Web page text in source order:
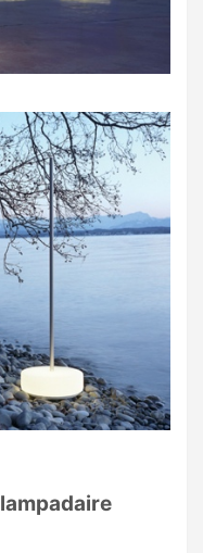
lampadaire